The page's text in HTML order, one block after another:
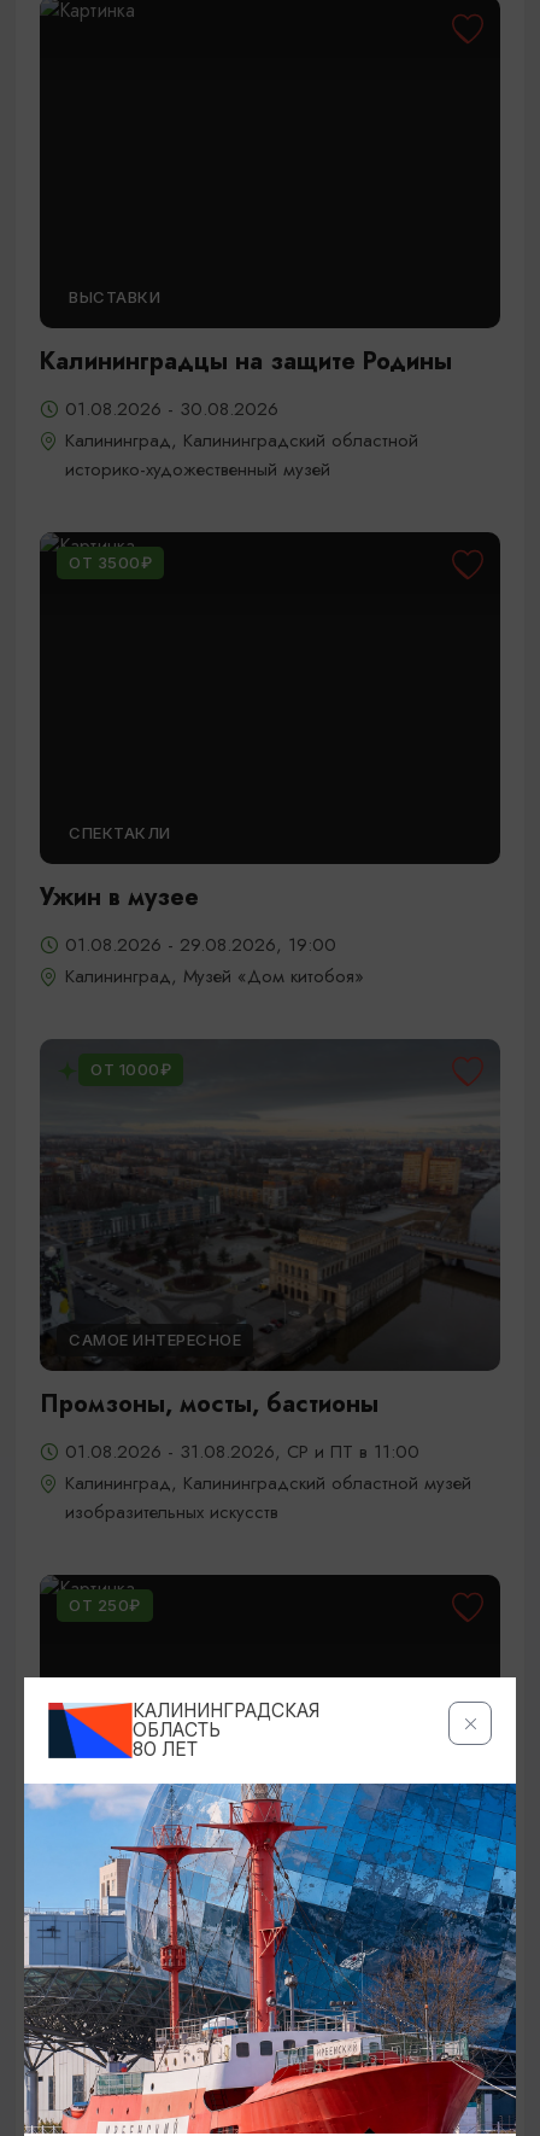
ВЫСТАВКИ
Калининградцы на защите Родины
01.08.2026 - 30.08.2026
Калининград, Калининградский областной
историко-художественный музей
ОТ 3500₽
СПЕКТАКЛИ
Ужин в музее
01.08.2026 - 29.08.2026, 19:00
Калининград, Музей «Дом китобоя»
ОТ 1000₽
САМОЕ ИНТЕРЕСНОЕ
Промзоны, мосты, бастионы
01.08.2026 - 31.08.2026, СР и ПТ в 11:00
Калининград, Калининградский областной музей
изобразительных искусств
ОТ 250₽
КОНЦЕРТЫ
Мероприятия в Доме-музее Германа
Брахерта в августе
01.08.2026 - 31.08.2026
Светлогорск, Дом-музей Германа Брахерта
КАЛИНИНГРАДСКАЯ
ОБЛАСТЬ
80 ЛЕТ